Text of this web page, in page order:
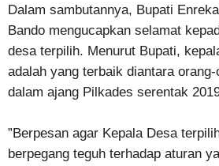
Dalam sambutannya, Bupati
Bando mengucapkan selamat
desa terpilih. Menurut Bupati,
adalah yang terbaik diantara
dalam ajang Pilkades serentak
”Berpesan agar Kepala Desa
berpegang teguh terhadap aturan